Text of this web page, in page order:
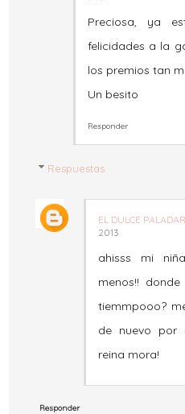
Preciosa, ya
felicidades a la
los premios tan
Un besito
Responder
Respuestas
EL DULCE PALADAR
2013
ahisss mi
menos!!
tiemmpooo?
de nuevo por
reina mora!
Responder